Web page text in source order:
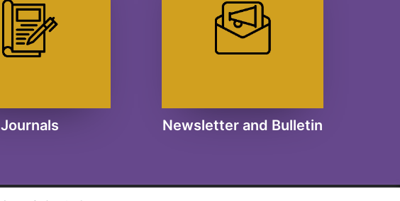
Journals Newsletter and Bulletin